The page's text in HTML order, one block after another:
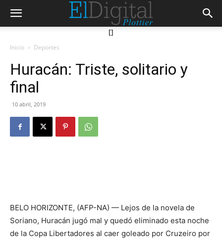
[]
Inicio Deportes
Huracán: Triste, solitario y
final
10 abril, 2019
BELO HORIZONTE, (AFP-NA) — Lejos de la novela de
Soriano, Huracán jugó mal y quedó eliminado esta noche
de la Copa Libertadores al caer goleado por Cruzeiro por